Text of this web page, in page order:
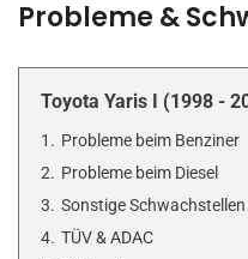
Probleme &
Toyota Yaris I (1998 -
1. Probleme beim Benziner
2. Probleme beim Diesel
3. Sonstige Schwachstellen
4. TÜV & ADAC